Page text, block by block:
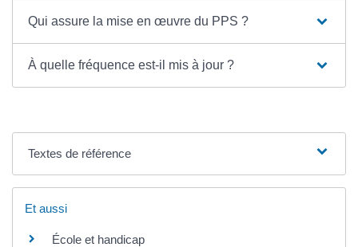
Qui assure la mise en œuvre du PPS ?
À quelle fréquence est-il mis à jour ?
Textes de référence
Et aussi
École et handicap